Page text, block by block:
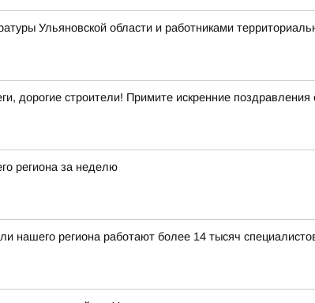
Ульяновской области и работниками
дорогие строители! Примите искренние
региона за неделю
нашего региона работают более 14 тысяч